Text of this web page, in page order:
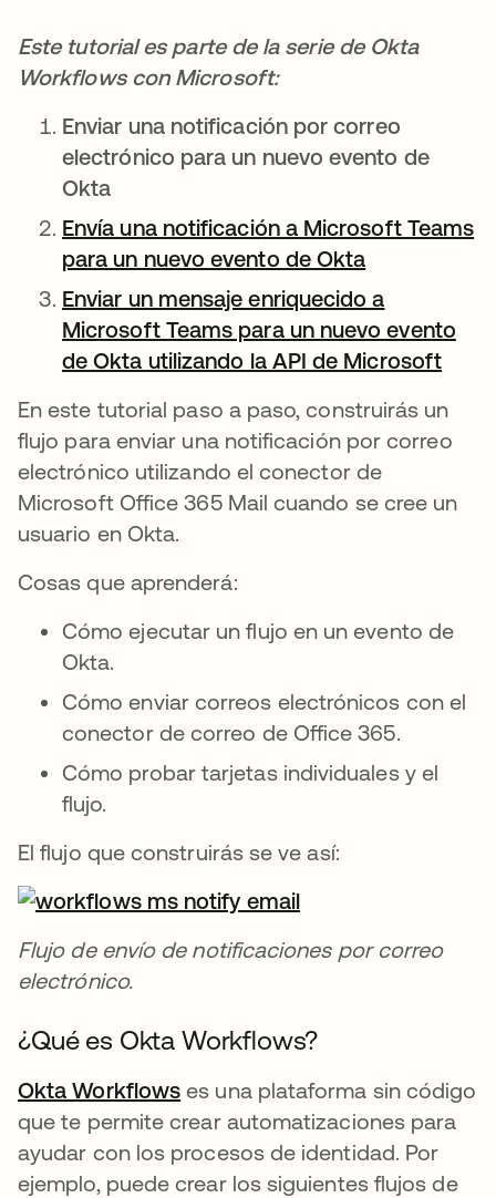
Este tutorial es parte de la serie de Okta
Workflows con Microsoft:
Enviar una notificación por correo
electrónico para un nuevo evento de
Okta
Envía una notificación a Microsoft Teams
para un nuevo evento de Okta
Enviar un mensaje enriquecido a
Microsoft Teams para un nuevo evento
de Okta utilizando la API de Microsoft
En este tutorial paso a paso, construirás un
flujo para enviar una notificación por correo
electrónico utilizando el conector de
Microsoft Office 365 Mail cuando se cree un
usuario en Okta.
Cosas que aprenderá:
Cómo ejecutar un flujo en un evento de
Okta.
Cómo enviar correos electrónicos con el
conector de correo de Office 365.
Cómo probar tarjetas individuales y el
flujo.
El flujo que construirás se ve así:
Flujo de envío de notificaciones por correo
electrónico.
¿Qué es Okta Workflows?
Okta Workflows se abre en una pestaña nueva
es una plataforma sin código
que te permite crear automatizaciones para
ayudar con los procesos de identidad. Por
ejemplo, puede crear los siguientes flujos de